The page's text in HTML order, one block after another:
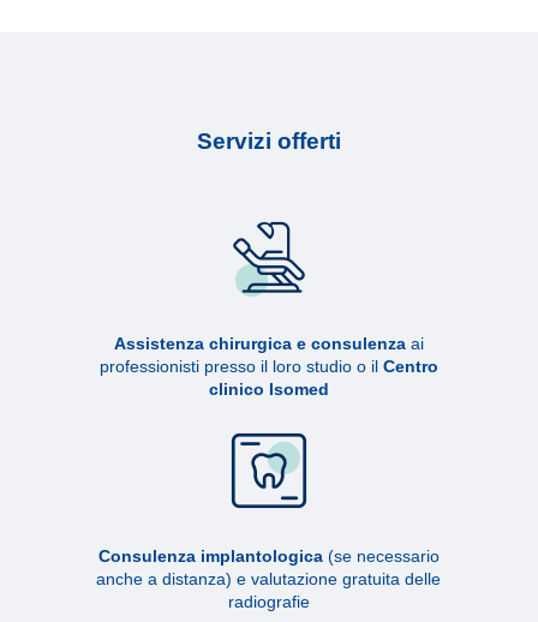
Servizi offerti
Assistenza chirurgica e consulenzaai
professionisti presso il loro studio o il Centro
clinico Isomed
Consulenza implantologica(se necessario
anche a distanza) e valutazione gratuita delle
radiografie